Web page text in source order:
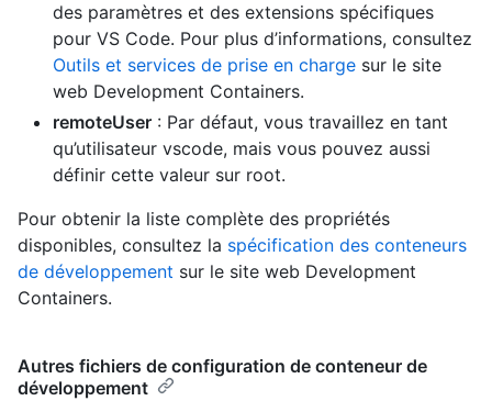
des paramètres et des extensions spécifiques
pour VS Code. Pour plus d’informations, consultez
Outils et services de prise en charge sur le site
web Development Containers.
remoteUser : Par défaut, vous travaillez en tant
qu’utilisateur vscode, mais vous pouvez aussi
définir cette valeur sur root.
Pour obtenir la liste complète des propriétés
disponibles, consultez la spécification des conteneurs
de développement sur le site web Development
Containers.
Autres fichiers de configuration de conteneur de
développement